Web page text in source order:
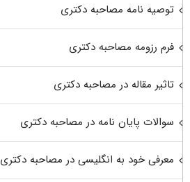
توصیه نامه مصاحبه دکتری
فرم رزومه مصاحبه دکتری
تاثیر مقاله در مصاحبه دکتری
سوالات پایان نامه در مصاحبه دکتری
معرفی خود به انگلیسی در مصاحبه دکتری